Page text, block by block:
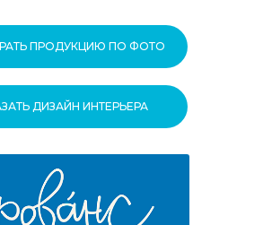
ПРОДУКЦИЮ ПО ФОТО
ДИЗАЙН ИНТЕРЬЕРА